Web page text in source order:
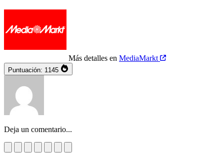
Más detalles en MediaMarkt
Puntuación: 1145
Deja un comentario...